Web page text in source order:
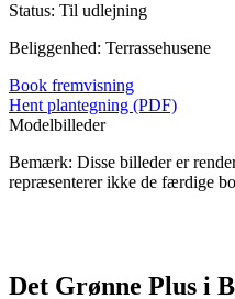
Status: Til udlejning
Beliggenhed: Terrassehusene
Book fremvisning
Hent plantegning (PDF)
Modelbilleder
Bemærk: Disse billeder er
repræsenterer ikke de færdige
Det Grønne Plus i